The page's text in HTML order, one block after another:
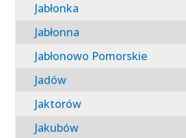
Jabłonka
Jabłonna
Jabłonowo Pomorskie
Jadów
Jaktorów
Jakubów